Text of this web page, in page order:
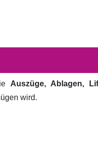
Auszüge, Ablagen,
wird.